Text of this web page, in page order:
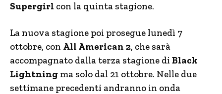
Supergirl con la quinta stagione.
La nuova stagione poi prosegue lunedì 7
ottobre, con All American 2, che sarà
accompagnato dalla terza stagione di Black
Lightning ma solo dal 21 ottobre. Nelle due
settimane precedenti andranno in onda